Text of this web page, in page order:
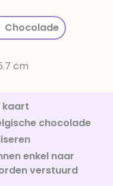
Chocolade
cm
kaart
chocolade
enkel naar
verstuurd